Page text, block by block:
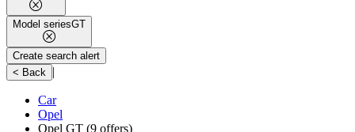
Model seriesGT
Create search alert
< Back |
Car
Opel
Opel GT (9 offers)